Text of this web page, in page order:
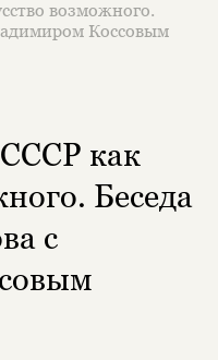
возможного.
Коссовым
как
Беседа
с